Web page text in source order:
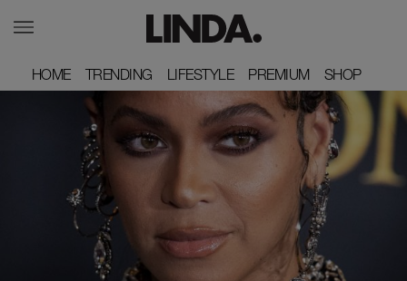
HOME
HOME TRENDING
TRENDING LIFESTYLE
LIFESTYLE PREMIUM
PREMIUM SHOP
SHOP